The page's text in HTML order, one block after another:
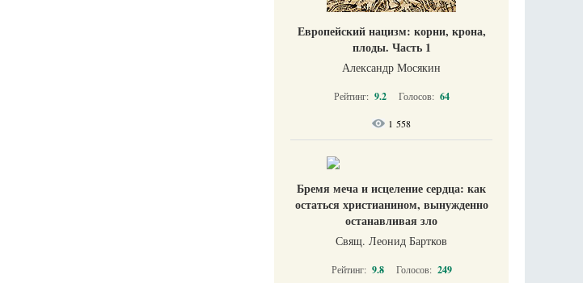
Европейский нацизм: корни, крона,
плоды. Часть 1
Александр Мосякин
Рейтинг: 9.2 Голосов: 64
1 558
Бремя меча и исцеление сердца: как
остаться христианином, вынужденно
останавливая зло
Свящ. Леонид Бартков
Рейтинг: 9.8 Голосов: 249